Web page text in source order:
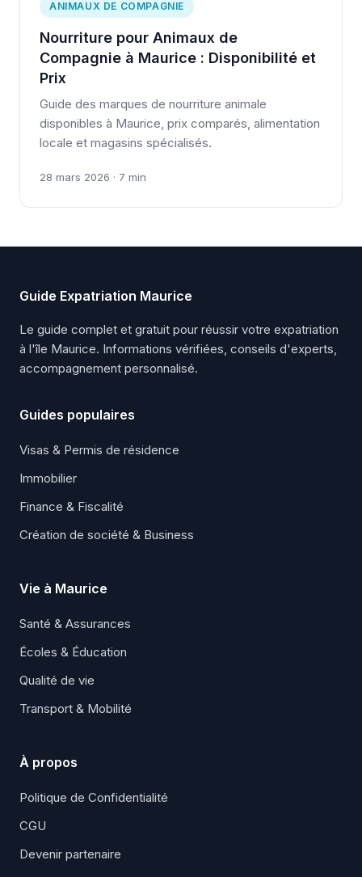
ANIMAUX DE COMPAGNIE
Nourriture pour Animaux de
Compagnie à Maurice : Disponibilité et
Prix
Guide des marques de nourriture animale
disponibles à Maurice, prix comparés, alimentation
locale et magasins spécialisés.
28 mars 2026 · 7 min
Guide Expatriation Maurice
Le guide complet et gratuit pour réussir votre expatriation
à l'île Maurice. Informations vérifiées, conseils d'experts,
accompagnement personnalisé.
Guides populaires
Visas & Permis de résidence
Immobilier
Finance & Fiscalité
Création de société & Business
Vie à Maurice
Santé & Assurances
Écoles & Éducation
Qualité de vie
Transport & Mobilité
À propos
Politique de Confidentialité
CGU
Devenir partenaire